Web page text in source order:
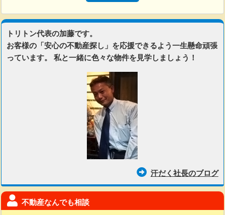
トリトン代表の加藤です。
お客様の「安心の不動産探し」を応援できるよう一生懸命頑張
っています。 私と一緒に色々な物件を見学しましょう！
汗だく社長のブログ
不動産なんでも相談